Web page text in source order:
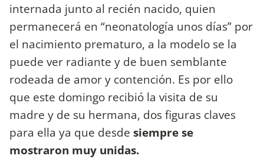
internada junto al recién nacido, quien
permanecerá en “neonatología unos días” por
el nacimiento prematuro, a la modelo se la
puede ver radiante y de buen semblante
rodeada de amor y contención. Es por ello
que este domingo recibió la visita de su
madre y de su hermana, dos figuras claves
para ella ya que desde siempre se
mostraron muy unidas.